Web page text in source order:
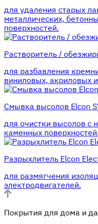
для удаления старых
металлических,
поверхностей.
Растворитель /
для разбавления
виниловых, акриловых
Смывка высолов Elcon
для очистки высолов с
каменных поверхностей.
Разрыхлитель Elcon
для размягчения
электродвигателей.
Покрытия для дома и